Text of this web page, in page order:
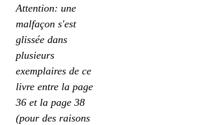
Attention: une
malfaçon s'est
glissée dans
plusieurs
exemplaires de ce
livre entre la page
36 et la page 38
(pour des raisons